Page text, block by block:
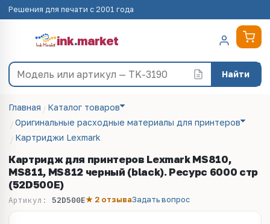
Решения для печати с 2001 года
ink.market
Найти
Главная
Каталог товаров
Оригинальные расходные материалы для принтеров
Картриджи Lexmark
Картридж для принтеров Lexmark MS810,
MS811, MS812 черный (black). Ресурс 6000 стр
(52D500E)
Артикул: 52D500E★ 2 отзываЗадать вопрос